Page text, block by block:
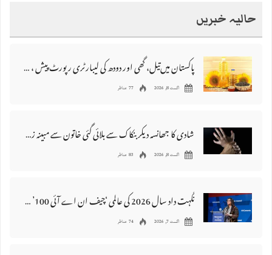
حالیہ خبریں
پاکستان میں‌تیل، گھی اور دودھ کی لیبارٹری رپورٹ پیش ، 176 نمونے غیر معیاری قرار
اگست 8, 2026 77 مناظر
شادی کا جھانسہ دیکر بنکاک سے بلائی گئی خاتون سے مبینہ زیادتی، ملزم گرفتار
اگست 8, 2026 83 مناظر
نگہت داد سال 2026 کی عالمی ‘چیف ان اے آئی 100’ فہرست میں شامل
اگست 7, 2026 74 مناظر